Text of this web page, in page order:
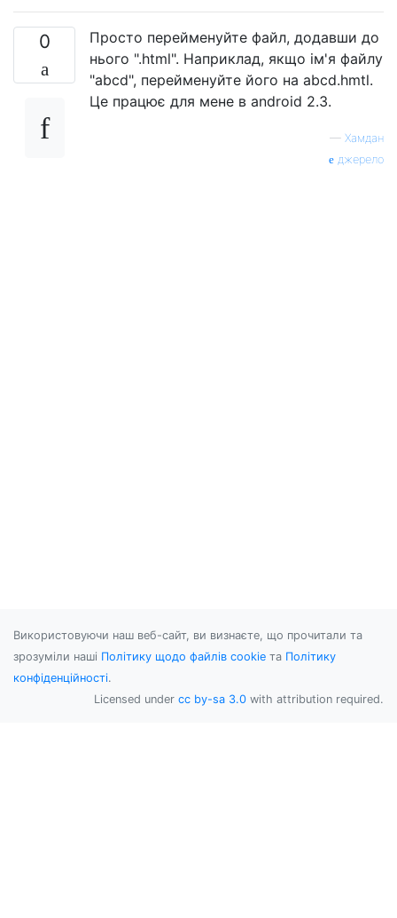
0
Просто перейменуйте файл, додавши до
нього ".html". Наприклад, якщо ім'я файлу
"abcd", перейменуйте його на abcd.hmtl.
Це працює для мене в android 2.3.
— Хамдан
джерело
Використовуючи наш веб-сайт, ви визнаєте, що прочитали та
зрозуміли наші Політику щодо файлів cookie та Політику
конфіденційності.
Licensed under cc by-sa 3.0 with attribution required.